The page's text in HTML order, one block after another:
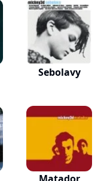
Sebolavy